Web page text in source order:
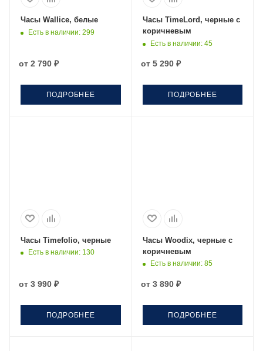
Часы Wallice, белые
Есть в наличии: 299
от 2 790 ₽
ПОДРОБНЕЕ
Часы TimeLord, черные с
коричневым
Есть в наличии: 45
от 5 290 ₽
ПОДРОБНЕЕ
Часы Timefolio, черные
Есть в наличии: 130
от 3 990 ₽
ПОДРОБНЕЕ
Часы Woodix, черные с
коричневым
Есть в наличии: 85
от 3 890 ₽
ПОДРОБНЕЕ